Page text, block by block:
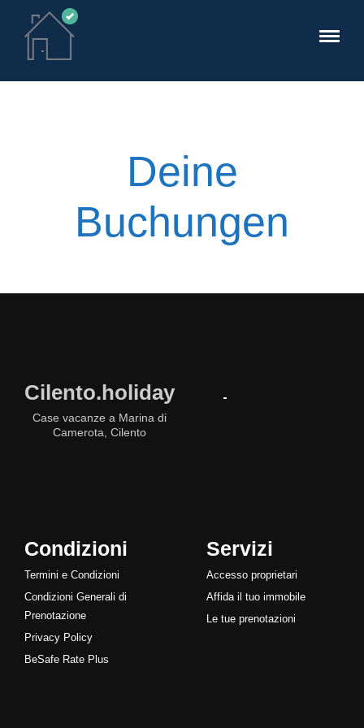
Deine
Buchungen
Cilento.holiday
Case vacanze a Marina di
Camerota, Cilento
Condizioni
Termini e Condizioni
Condizioni Generali di
Prenotazione
Privacy Policy
BeSafe Rate Plus
Servizi
Accesso proprietari
Affida il tuo immobile
Le tue prenotazioni